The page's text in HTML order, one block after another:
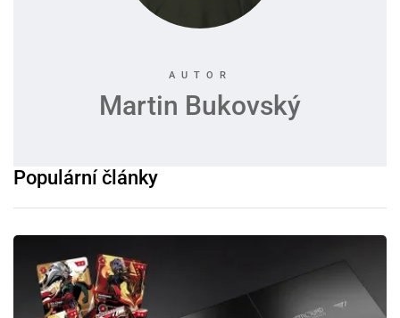
Martin Bukovský
Populární články